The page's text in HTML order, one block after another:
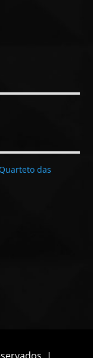
das